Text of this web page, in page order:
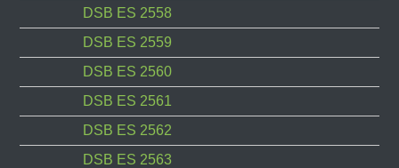
DSB ES 2558
DSB ES 2559
DSB ES 2560
DSB ES 2561
DSB ES 2562
DSB ES 2563